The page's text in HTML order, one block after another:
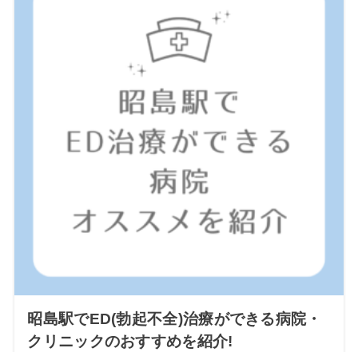
昭島駅でED(勃起不全)治療ができる病院・
クリニックのおすすめを紹介!